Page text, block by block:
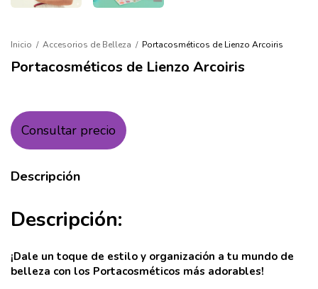
Inicio / Accesorios de Belleza / Portacosméticos de Lienzo Arcoiris
Portacosméticos de Lienzo Arcoiris
Consultar precio
Descripción
Descripción:
¡Dale un toque de estilo y organización a tu mundo de
belleza con los Portacosméticos más adorables!